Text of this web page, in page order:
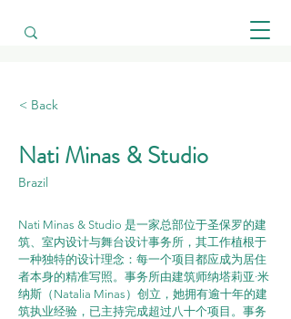
< Back
Nati Minas & Studio
Brazil
Nati Minas & Studio 是一家总部位于圣保罗的建
筑、室内设计与舞台设计事务所，其工作植根于
一种独特的设计理念：每一个项目都应成为居住
者本身的精准写照。事务所由建筑师纳塔莉亚·米
纳斯（Natalia Minas）创立，她拥有逾十年的建
筑执业经验，已主持完成超过八十个项目。事务